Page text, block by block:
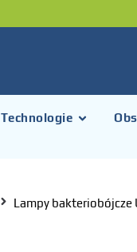
Technologie
Lampy bakteriobójcze